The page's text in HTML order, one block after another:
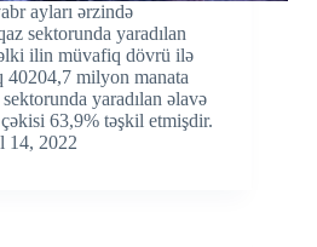
ayları ərzində
sektorunda yaradılan
ilin müvafiq dövrü ilə
40204,7 milyon manata
yaradılan əlavə
63,9% təşkil etmişdir.
14, 2022